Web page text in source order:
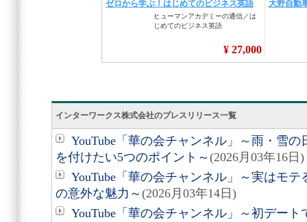
インターワークス株式会社のプレスリリース一覧
YouTube「華の会チャンネル」～雨・雪
を付けたい5つのポイント～ (2026月03年16日)
YouTube「華の会チャンネル」～実はモ
の意外な魅力～ (2026月03年14日)
YouTube「華の会チャンネル」～初デー